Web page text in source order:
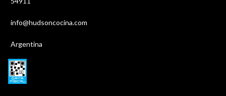
info@hudsoncocina.com
Argentina